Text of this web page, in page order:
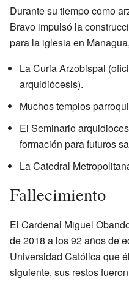
Durante su tiempo como
Bravo impulsó la
para la iglesia en
La Curia Arzobispal
arquidiócesis).
Muchos templos
El Seminario
formación para futuros
La Catedral
Fallecimiento
El Cardenal Miguel
de 2018 a los 92 años de
Universidad Católica que
siguiente, sus restos